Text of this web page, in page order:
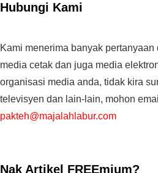
Hubungi Kami
Kami menerima banyak pertanyaan
media cetak dan juga media
organisasi media anda, tidak kira
televisyen dan lain-lain, mohon
pakteh@majalahlabur.com
Nak Artikel FREEmium?